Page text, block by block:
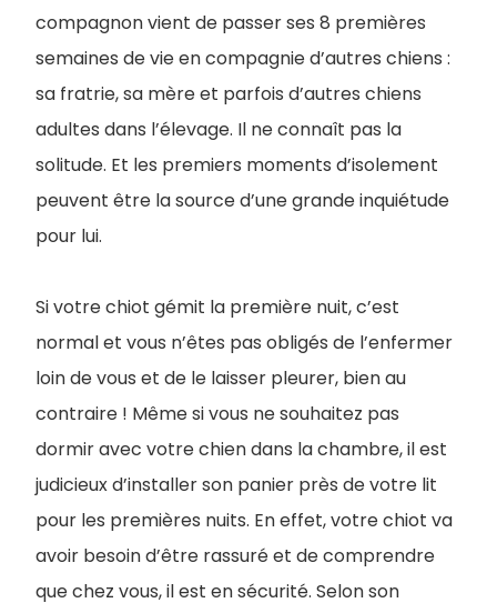
compagnon vient de passer ses 8 premières
semaines de vie en compagnie d’autres chiens :
sa fratrie, sa mère et parfois d’autres chiens
adultes dans l’élevage. Il ne connaît pas la
solitude. Et les premiers moments d’isolement
peuvent être la source d’une grande inquiétude
pour lui.
Si votre chiot gémit la première nuit, c’est
normal et vous n’êtes pas obligés de l’enfermer
loin de vous et de le laisser pleurer, bien au
contraire ! Même si vous ne souhaitez pas
dormir avec votre chien dans la chambre, il est
judicieux d’installer son panier près de votre lit
pour les premières nuits. En effet, votre chiot va
avoir besoin d’être rassuré et de comprendre
que chez vous, il est en sécurité. Selon son